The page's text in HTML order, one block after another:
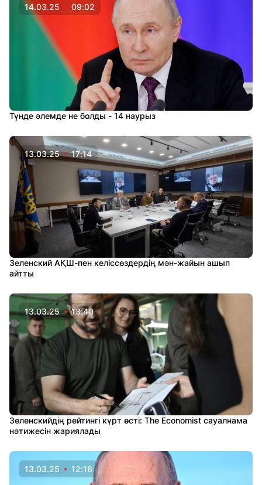
14.03.25 09:02
Түнде әлемде не болды - 14 наурыз
13.03.25 17:14
Зеленский АҚШ-пен келіссөздердің мән-жайын ашып
айтты
13.03.25 13:40
Зеленскийдің рейтингі күрт өсті: The Economist сауалнама
нәтижесін жариялады
13.03.25 12:16